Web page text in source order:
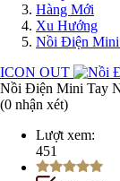
Hàng Mới
Xu Hướng
Nồi Điện Mini
ICON OUT
Nồi Điện Mini Tay
(0 nhận xét)
Lượt xem:
451